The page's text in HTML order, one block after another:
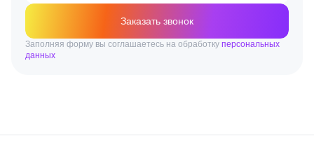
Заказать звонок
Заполняя форму вы соглашаетесь на обработку персональных
данных